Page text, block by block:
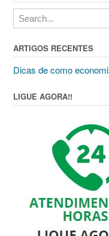
ARTIGOS RECENTES
Dicas de como
LIGUE AGORA!!